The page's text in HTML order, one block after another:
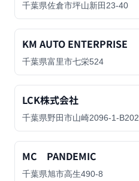
千葉県佐倉市坪山新田23-40
KM AUTO ENTERPRISE
千葉県富里市七栄524
LCK株式会社
千葉県野田市山崎2096-1-B202
MC PANDEMIC
千葉県旭市高生490-8